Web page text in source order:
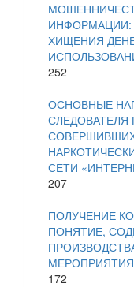
ИНФОРМАЦИИ:
ХИЩЕНИЯ
252
ОСНОВНЫЕ
СЕТИ
207
ПОЛУЧЕНИЕ
ПОНЯТИЕ,
МЕРОПРИЯТИЯ
172